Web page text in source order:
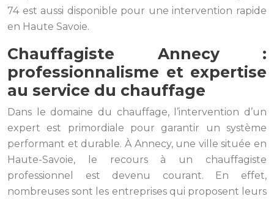
74 est aussi disponible pour une intervention rapide
en Haute Savoie.
Chauffagiste Annecy :
professionnalisme et expertise
au service du chauffage
Dans le domaine du chauffage, l’intervention d’un
expert est primordiale pour garantir un système
performant et durable. À Annecy, une ville située en
Haute-Savoie, le recours à un chauffagiste
professionnel est devenu courant. En effet,
nombreuses sont les entreprises qui proposent leurs